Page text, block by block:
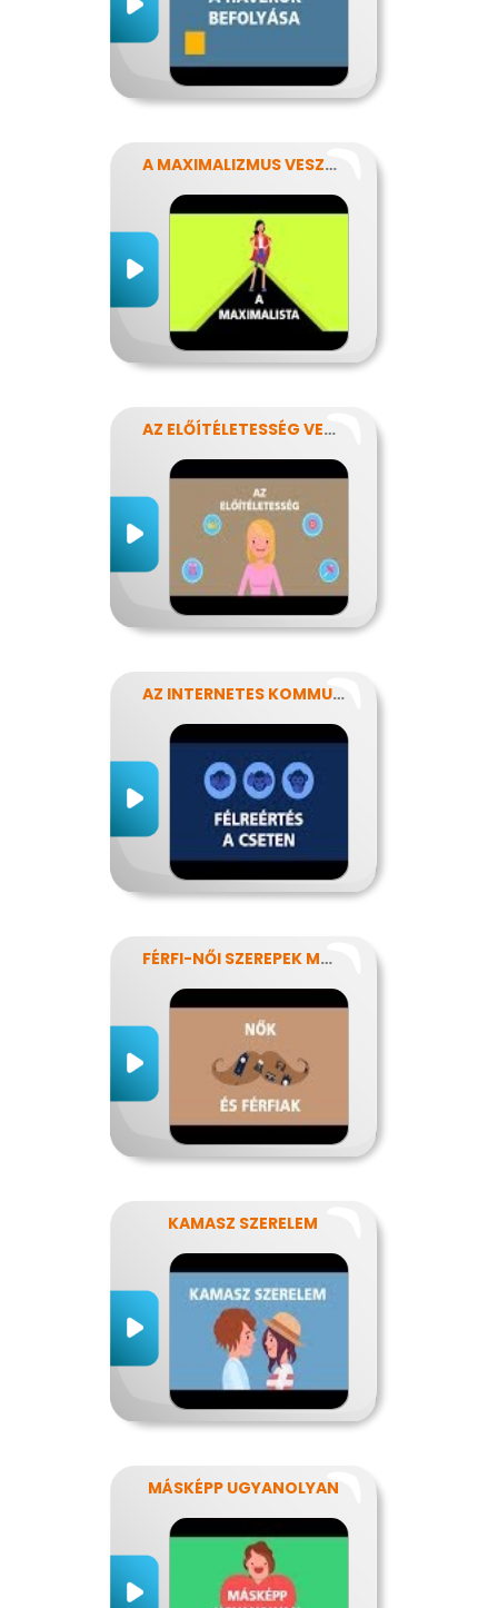
A MAXIMALIZMUS VESZÉLYEI
AZ ELŐÍTÉLETESSÉG VESZÉLYEI
AZ INTERNETES KOMMUNIKÁCIÓ NÉHÁNY SAJÁTOSSÁGA
FÉRFI-NŐI SZEREPEK MODERN SZEMMEL
KAMASZ SZERELEM
MÁSKÉPP UGYANOLYAN